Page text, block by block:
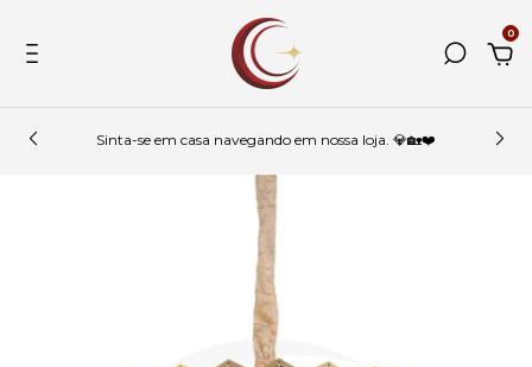
0
Sinta-se em casa navegando em nossa loja. 💎🏡❤️